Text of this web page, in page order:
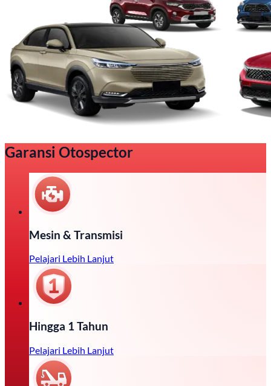
Garansi Otospector
Mesin & Transmisi
Pelajari Lebih Lanjut
Hingga 1 Tahun
Pelajari Lebih Lanjut